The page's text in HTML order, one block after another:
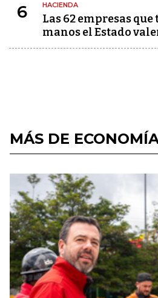
6 HACIENDA
Las 62 empresas que
manos el Estado
MÁS DE